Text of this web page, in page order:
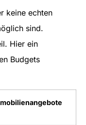
keine echten
sind.
Hier ein
Budgets